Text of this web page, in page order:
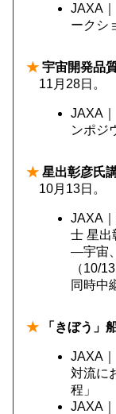
JAXA
ークシ
★ 宇宙開発品
11月28日。
JAXA
ンポジ
★ 星出彰彦氏
10月13日。
JAXA
士 星出
―宇宙
（10/
同時中
★ 「きぼう」
JAXA
対流に
程」
JAXA